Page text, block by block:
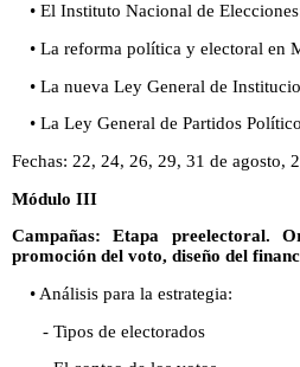
• El Instituto Nacional de
• La reforma política y electoral en
• La nueva Ley General de
• La Ley General de Partidos
Fechas: 22, 24, 26, 29, 31 de agosto,
Módulo III
Campañas: Etapa preelectoral.
promoción del voto, diseño del
• Análisis para la estrategia:
- Tipos de electorados